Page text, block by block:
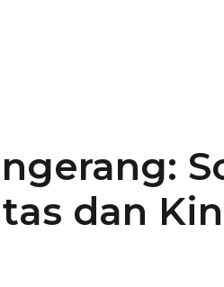
dan